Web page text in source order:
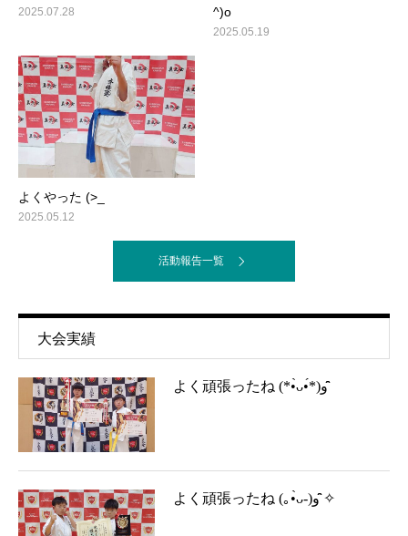
2025.07.28
^)o
2025.05.19
よくやった (>_
2025.05.12
活動報告一覧
大会実績
よく頑張ったね (*•̀ᴗ•́*)و ̑̑
よく頑張ったね (｡•̀ᴗ-)و ̑̑✧